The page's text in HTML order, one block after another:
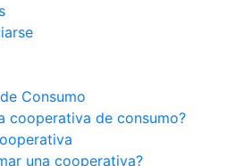
Consumo
cooperativa de consumo?
una cooperativa?